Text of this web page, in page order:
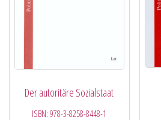
Der autoritäre Sozialstaat
ISBN:978-3-8258-8448-1